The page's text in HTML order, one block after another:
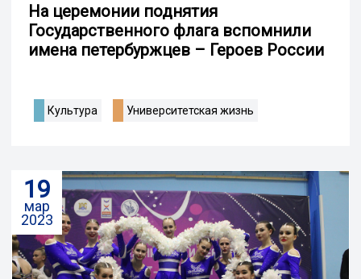
На церемонии поднятия
Государственного флага вспомнили
имена петербуржцев – Героев России
Культура Университетская жизнь
19
мар
2023